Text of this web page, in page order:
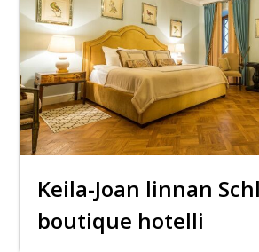
Keila-Joan linnan
boutique hotelli